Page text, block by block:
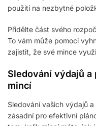
použití na nezbytné
Přidělte část svého
To vám může pomoci
zajistit, že své mince
Sledování výdajů
mincí
Sledování vašich výdajů
zásadní pro efektivní